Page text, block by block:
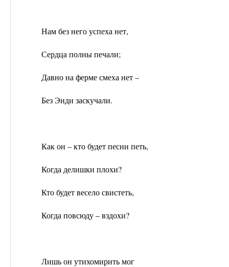
Нам без него успеха нет,
Сердца полны печали;
Давно на ферме смеха нет –
Без Энди заскучали.
Как он – кто будет песни петь,
Когда делишки плохи?
Кто будет весело свистеть,
Когда повсюду – вздохи?
Лишь он утихомирить мог